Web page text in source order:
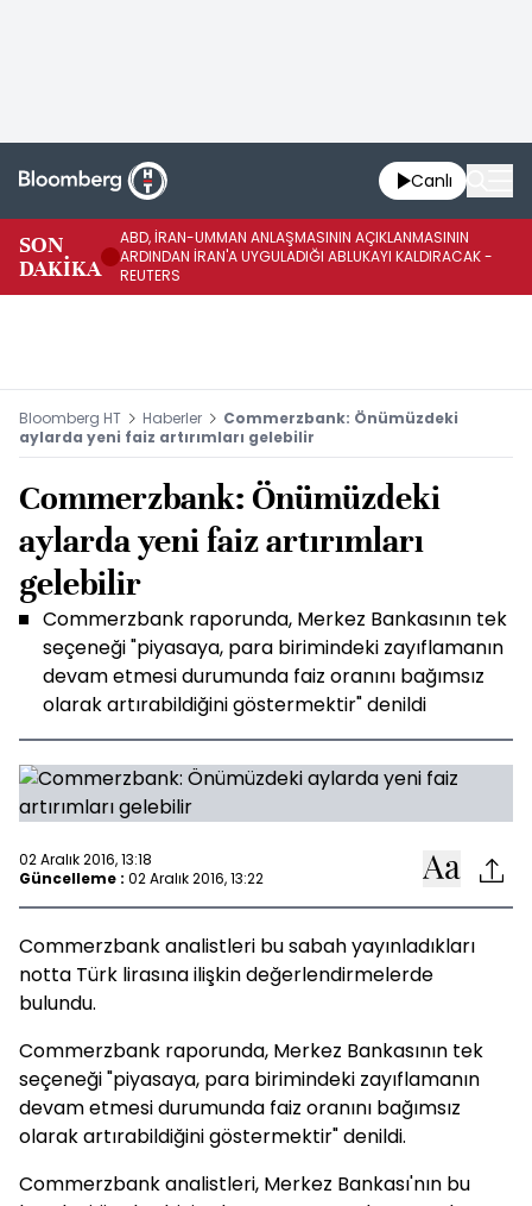
Canlı
SON
DAKİKA
ABD, İRAN-UMMAN ANLAŞMASININ AÇIKLANMASININ
ARDINDAN İRAN'A UYGULADIĞI ABLUKAYI KALDIRACAK -
REUTERS
Bloomberg HT Haberler
Commerzbank: Önümüzdeki
aylarda yeni faiz artırımları gelebilir
Commerzbank: Önümüzdeki
aylarda yeni faiz artırımları
gelebilir
Commerzbank raporunda, Merkez Bankasının tek
seçeneği "piyasaya, para birimindeki zayıflamanın
devam etmesi durumunda faiz oranını bağımsız
olarak artırabildiğini göstermektir" denildi
02 Aralık 2016, 13:18
Güncelleme : 02 Aralık 2016, 13:22
Commerzbank analistleri bu sabah yayınladıkları
notta Türk lirasına ilişkin değerlendirmelerde
bulundu.
Commerzbank raporunda, Merkez Bankasının tek
seçeneği "piyasaya, para birimindeki zayıflamanın
devam etmesi durumunda faiz oranını bağımsız
olarak artırabildiğini göstermektir" denildi.
Commerzbank analistleri, Merkez Bankası'nın bu